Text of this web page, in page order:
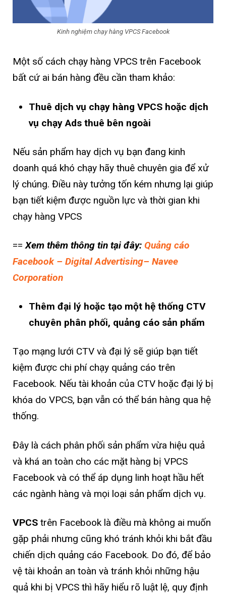
Kinh nghiệm chạy hàng VPCS Facebook
Một số cách chạy hàng VPCS trên Facebook
bất cứ ai bán hàng đều cần tham khảo:
Thuê dịch vụ chạy hàng VPCS hoặc dịch
vụ chạy Ads thuê bên ngoài
Nếu sản phẩm hay dịch vụ bạn đang kinh
doanh quá khó chạy hãy thuê chuyên gia để xử
lý chúng. Điều này tưởng tốn kém nhưng lại giúp
bạn tiết kiệm được nguồn lực và thời gian khi
chạy hàng VPCS
==Xem thêm thông tin tại đây: Quảng cáo
Facebook – Digital Advertising– Navee
Corporation
Thêm đại lý hoặc tạo một hệ thống CTV
chuyên phân phối, quảng cáo sản phẩm
Tạo mạng lưới CTV và đại lý sẽ giúp bạn tiết
kiệm được chi phí chạy quảng cáo trên
Facebook. Nếu tài khoản của CTV hoặc đại lý bị
khóa do VPCS, bạn vẫn có thể bán hàng qua hệ
thống.
Đây là cách phân phối sản phẩm vừa hiệu quả
và khá an toàn cho các mặt hàng bị VPCS
Facebook và có thể áp dụng linh hoạt hầu hết
các ngành hàng và mọi loại sản phẩm dịch vụ.
VPCS trên Facebook là điều mà không ai muốn
gặp phải nhưng cũng khó tránh khỏi khi bắt đầu
chiến dịch quảng cáo Facebook. Do đó, để bảo
vệ tài khoản an toàn và tránh khỏi những hậu
quả khi bị VPCS thì hãy hiểu rõ luật lệ, quy định